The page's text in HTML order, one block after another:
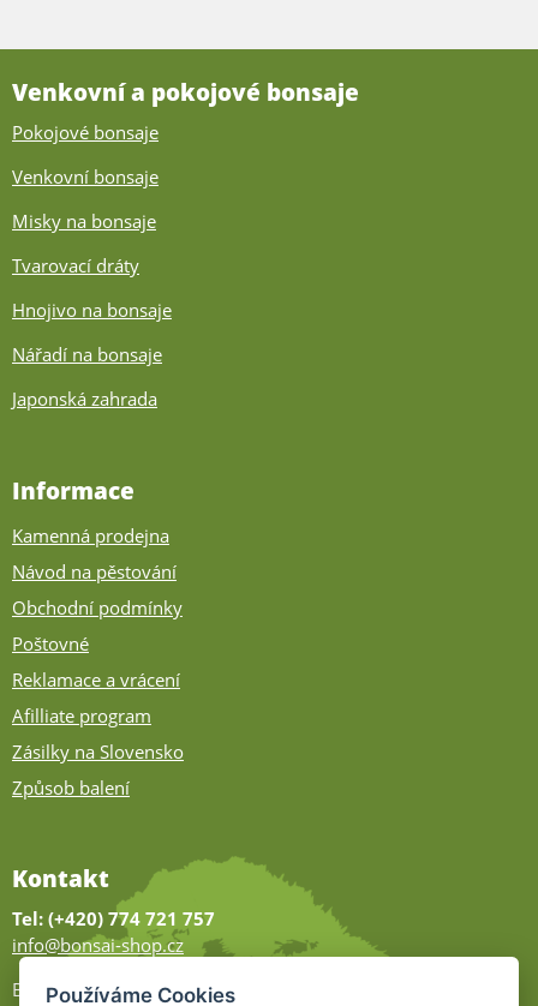
Venkovní a pokojové bonsaje
Pokojové bonsaje
Venkovní bonsaje
Misky na bonsaje
Tvarovací dráty
Hnojivo na bonsaje
Nářadí na bonsaje
Japonská zahrada
Informace
Kamenná prodejna
Návod na pěstování
Obchodní podmínky
Poštovné
Reklamace a vrácení
Afilliate program
Zásilky na Slovensko
Způsob balení
Kontakt
Tel: (+420) 774 721 757
info@bonsai-shop.cz
Bonsai-shop
Používáme Cookies